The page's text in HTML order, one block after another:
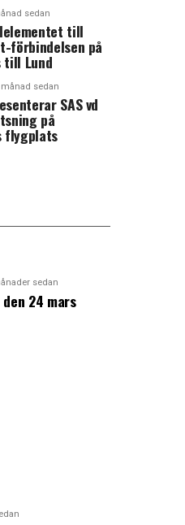
sedan
till
förbindelsen på
till Lund
månad sedan
SAS vd
på
flygplats
sedan
24 mars